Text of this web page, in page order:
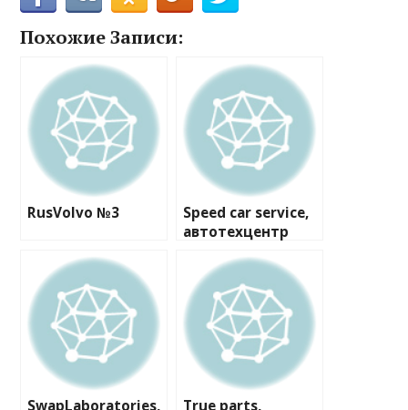
Похожие Записи:
RusVolvo №3
Speed car service,
автотехцентр
SwapLaboratories, True parts,